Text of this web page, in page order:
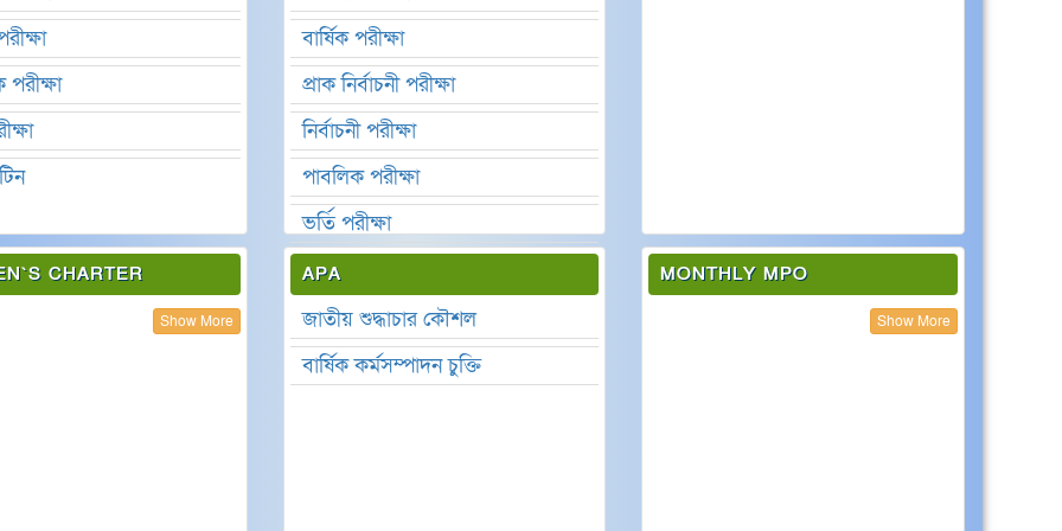
বার্ষিক পরীক্ষা
প্রাক নির্বাচনী পরীক্ষা
নির্বাচনী পরীক্ষা
পাবলিক পরীক্ষা
ভর্তি পরীক্ষা
ক্লাস পরীক্ষা
CHARTER
Show More
APA
জাতীয় শুদ্ধাচার কৌশল
বার্ষিক কর্মসম্পাদন চুক্তি
MONTHLY MPO
Show More